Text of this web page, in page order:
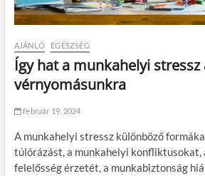
AJÁNLÓ EGÉSZSÉG
Így hat a munkahelyi stressz
vérnyomásunkra
február 19, 2024
A munkahelyi stressz különböző
túlórázást, a munkahelyi konfliktusokat,
felelősség érzetét, a munkabiztonság